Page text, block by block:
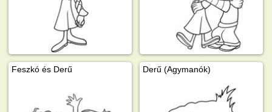
Feszkó és Derű Derű (Agymanók)